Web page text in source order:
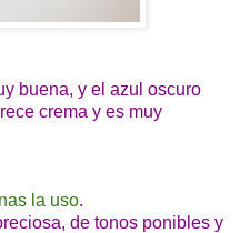
buena, y el azul oscuro
crema y es muy
la uso.
de tonos ponibles y